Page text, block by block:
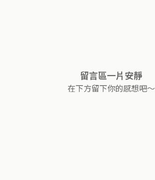
留言區一片安靜
在下方留下你的感想吧～